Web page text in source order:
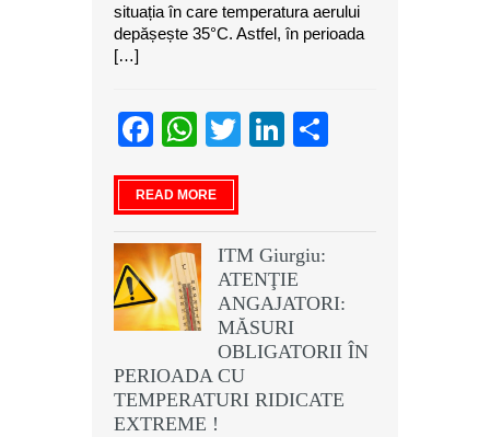
situația în care temperatura aerului
depășește 35°C. Astfel, în perioada
[…]
Facebook
WhatsApp
TwitterLinkedIn
READ MORE
ITM Giurgiu:
ATENŢIE
ANGAJATORI:
MĂSURI
OBLIGATORII ÎN
PERIOADA CU
TEMPERATURI RIDICATE
EXTREME !